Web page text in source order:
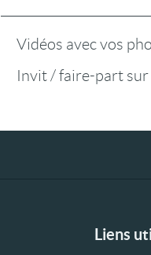
Vidéos avec vos
Invit / faire-part
Liens